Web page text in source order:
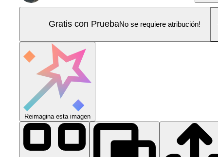
Gratis con PruebaNo se requiere atribución!
Reimagina esta imagen